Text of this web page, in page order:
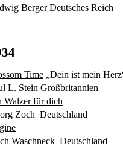
Berger Deutsches Reich
Time „Dein ist mein
L. Stein Großbritannien
Walzer für dich
Zoch Deutschland
Waschneck Deutschland